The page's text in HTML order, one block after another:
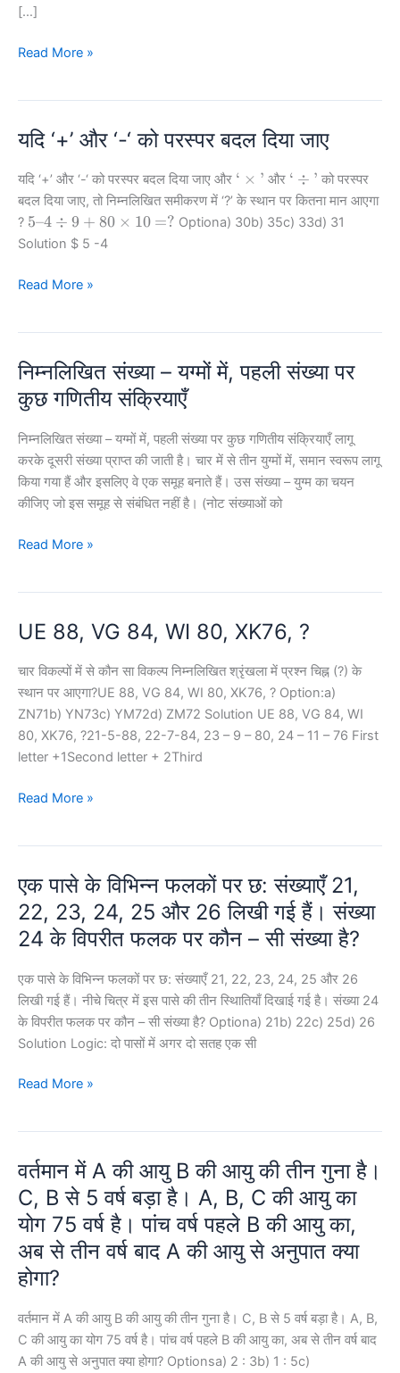
[…]
By
for
1800,
triple
the
profit
obtained
the
that
would
have
been
obtained
by
selling
for
cost
of
the
article
is:
Read More »
यदि ‘+’ और ‘-‘ को परस्पर बदल दिया जाए
यदि ‘+’ और ‘-‘ को परस्पर बदल दिया जाए और ‘\times’
‘ × ’ और ‘\div’
‘ ÷ ’ को परस्पर
बदल दिया जाए, तो निम्नलिखित समीकरण में ‘?’ के स्थान पर कितना मान आएगा
? 5 – 4
\div 9
\times
10 = ?
5–4 ÷ 9 + 80 × 10 =? Optiona) 30b) 35c) 33d) 31
Solution $ 5 -4
यदि
को
परस्पर
बदल
दिया
जाए
Read More »
निम्नलिखित संख्या – यग्मों में, पहली संख्या पर
कुछ गणितीय संक्रियाएँ
निम्नलिखित संख्या – यग्मों में, पहली संख्या पर कुछ गणितीय संक्रियाएँ लागू
करके दूसरी संख्या प्राप्त की जाती है। चार में से तीन युग्मों में, समान स्वरूप लागू
किया गया हैं और इसलिए वे एक समूह बनाते हैं। उस संख्या – युग्म का चयन
कीजिए जो इस समूह से संबंधित नहीं है। (नोट संख्याओं को
निम्नलिखित
में,
संख्या
पर
कुछ
गणितीय
संक्रियाएँ
Read More »
UE 88, VG 84, WI 80, XK76, ?
चार विकल्पों में से कौन सा विकल्प निम्नलिखित श्रृंखला में प्रश्न चिह्न (?) के
स्थान पर आएगा?UE 88, VG 84, WI 80, XK76, ? Option:a)
ZN71b) YN73c) YM72d) ZM72 Solution UE 88, VG 84, WI
80, XK76, ?21-5-88, 22-7-84, 23 – 9 – 80, 24 – 11 – 76 First
letter +1Second letter + 2Third
UE
WI
80,
XK76,
?
Read More »
एक पासे के विभिन्न फलकों पर छ: संख्याएँ 21,
22, 23, 24, 25 और 26 लिखी गई हैं। संख्या
24 के विपरीत फलक पर कौन – सी संख्या है?
एक पासे के विभिन्न फलकों पर छ: संख्याएँ 21, 22, 23, 24, 25 और 26
लिखी गई हैं। नीचे चित्र में इस पासे की तीन स्थाितियाँ दिखाई गई है। संख्या 24
के विपरीत फलक पर कौन – सी संख्या है? Optiona) 21b) 22c) 25d) 26
Solution Logic: दो पासों में अगर दो सतह एक सी
एक
फलकों
पर
छ:
संख्याएँ
21,
22,
24,
25
और
Read More »
वर्तमान में A की आयु B की आयु की तीन गुना है।
C, B से 5 वर्ष बड़ा है। A, B, C की आयु का
योग 75 वर्ष है। पांच वर्ष पहले B की आयु का,
अब से तीन वर्ष बाद A की आयु से अनुपात क्या
होगा?
वर्तमान में A की आयु B की आयु की तीन गुना है। C, B से 5 वर्ष बड़ा है। A, B,
C की आयु का योग 75 वर्ष है। पांच वर्ष पहले B की आयु का, अब से तीन वर्ष बाद
A की आयु से अनुपात क्या होगा? Optionsa) 2 : 3b) 1 : 5c)